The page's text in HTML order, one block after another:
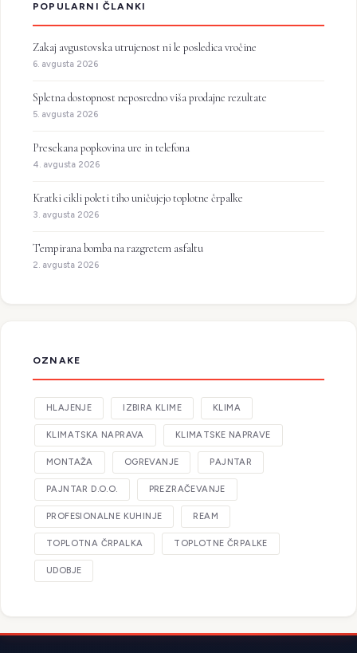
POPULARNI ČLANKI
Zakaj avgustovska utrujenost ni le posledica vročine
6. avgusta 2026
Spletna dostopnost neposredno viša prodajne rezultate
5. avgusta 2026
Presekana popkovina ure in telefona
4. avgusta 2026
Kratki cikli poleti tiho uničujejo toplotne črpalke
3. avgusta 2026
Tempirana bomba na razgretem asfaltu
2. avgusta 2026
OZNAKE
HLAJENJE IZBIRA KLIME KLIMA
KLIMATSKA NAPRAVA KLIMATSKE NAPRAVE
MONTAŽA OGREVANJE PAJNTAR
PAJNTAR D.O.O. PREZRAČEVANJE
PROFESIONALNE KUHINJE REAM
TOPLOTNA ČRPALKA TOPLOTNE ČRPALKE
UDOBJE